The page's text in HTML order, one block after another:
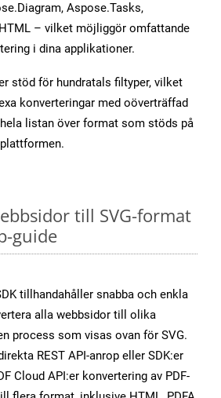
Aspose.Tasks,
– vilket möjliggör omfattande
i dina applikationer.
stöd för hundratals filtyper, vilket
konverteringar med oöverträffad
listan över format som stöds på
till SVG-format
guide
tillhandahåller snabba och enkla
alla webbsidor till olika
process som visas ovan för SVG.
REST API-anrop eller SDK:er
Cloud API:er konvertering av PDF-